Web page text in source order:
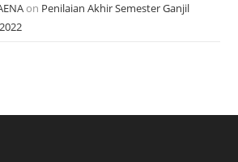
on Penilaian Akhir Semester Ganjil